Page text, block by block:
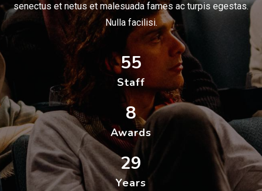
senectus et netus et malesuada fames ac turpis egestas.
Nulla facilisi.
55
Staff
8
Awards
29
Years